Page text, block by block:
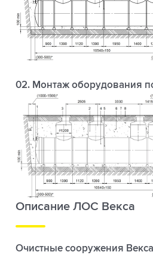
02. Монтаж оборудования
Описание ЛОС Векса
Очистные сооружения